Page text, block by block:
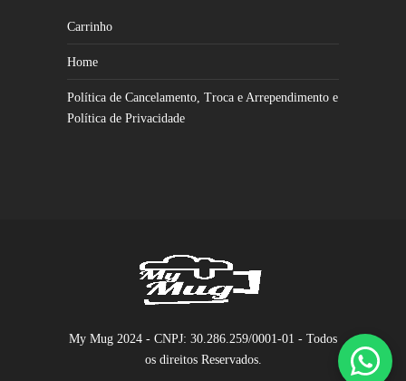
Carrinho
Home
Política de Cancelamento, Troca e Arrependimento e
Política de Privacidade
My Mug 2024 - CNPJ: 30.286.259/0001-01 - Todos
os direitos Reservados.